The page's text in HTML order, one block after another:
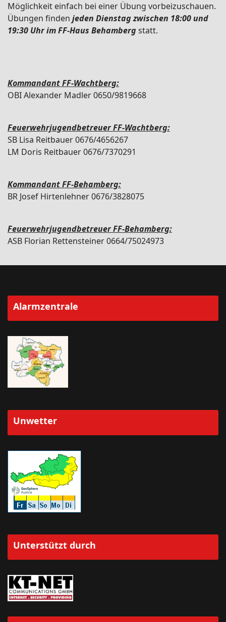
Möglichkeit einfach bei einer Übung vorbeizuschauen.
Übungen finden jeden Dienstag zwischen 18:00 und
19:30 Uhr im FF-Haus Behambergstatt.
Kommandant FF-Wachtberg:
OBI Alexander Madler 0650/9819668
Feuerwehrjugendbetreuer FF-Wachtberg:
SB Lisa Reitbauer 0676/4656267
LM Doris Reitbauer 0676/7370291
Kommandant FF-Behamberg:
BR Josef Hirtenlehner 0676/3828075
Feuerwehrjugendbetreuer FF-Behamberg:
ASB Florian Rettensteiner 0664/75024973
Alarmzentrale
Unwetter
Unterstützt durch